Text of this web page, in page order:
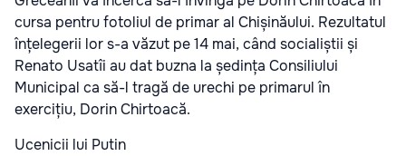
cursa pentru fotoliul de primar al Chișinăului. Rezultatul
înțelegerii lor s-a văzut pe 14 mai, când socialiștii și
Renato Usatîi au dat buzna la ședința Consiliului
Municipal ca să-l tragă de urechi pe primarul în
exercițiu, Dorin Chirtoacă.
Ucenicii lui Putin